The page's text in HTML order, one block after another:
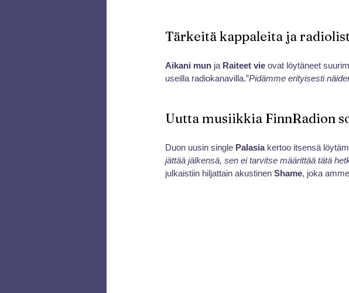
Tärkeitä kappaleita ja
Aikani mun ja Raiteet vie ovat löytäneet
useilla radiokanavilla.”Pidämme erityisesti
Uutta musiikkia FinnRadion
Duon uusin single Palasia kertoo itsensä
jättää jälkensä, sen ei tarvitse määrittää tätä
julkaistiin hiljattain akustinen Shame, joka